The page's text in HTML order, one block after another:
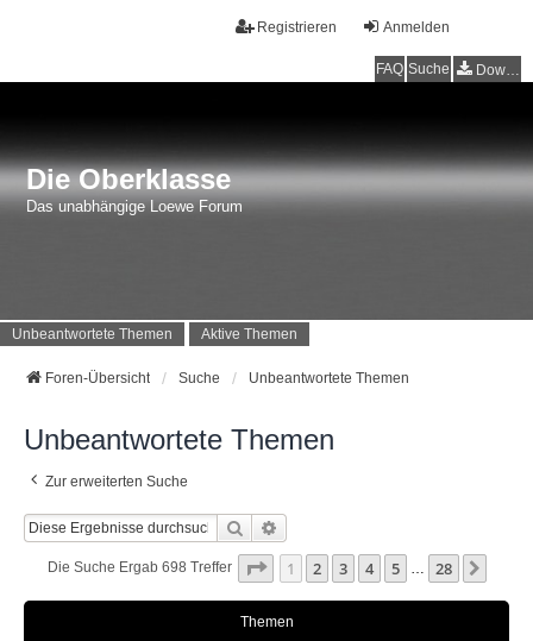
Anmelden
Registrieren
FAQ Suche Downloads
Die Oberklasse
Das unabhängige Loewe Forum
Unbeantwortete Themen Aktive Themen
Foren-Übersicht Suche Unbeantwortete Themen
Unbeantwortete Themen
Zur erweiterten Suche
Suche
Die Suche Ergab 698 Treffer Seite 1Von 28
1 2 3 4 5 … 28
Themen